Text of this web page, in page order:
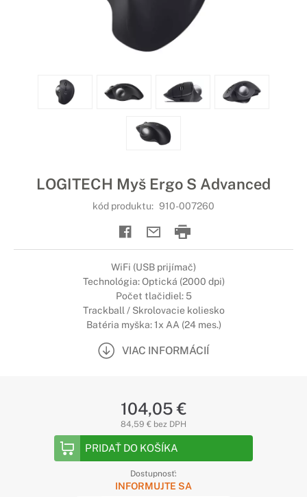
LOGITECH Myš Ergo S Advanced
kód produktu: 910-007260
WiFi (USB prijímač)
Technológia: Optická (2000 dpi)
Počet tlačidiel: 5
Trackball / Skrolovacie koliesko
Batéria myška: 1x AA (24 mes.)
VIAC INFORMÁCIÍ
104,05 €
84,59 € bez DPH
PRIDAŤ DO KOŠÍKA
Dostupnosť:
INFORMUJTE SA